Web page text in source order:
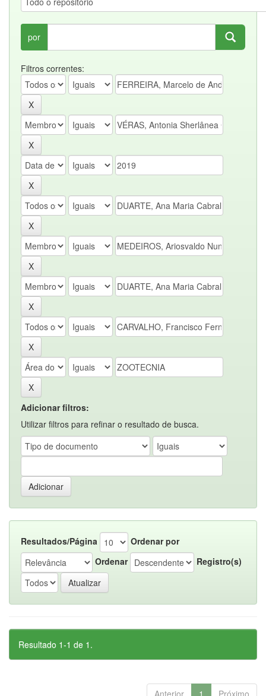
por
Filtros correntes:
Adicionar filtros:
Utilizar filtros para refinar o resultado de busca.
Resultados/Página
Ordenar por
Ordenar
Registro(s)
Resultado 1-1 de 1.
Anterior 1 Próximo